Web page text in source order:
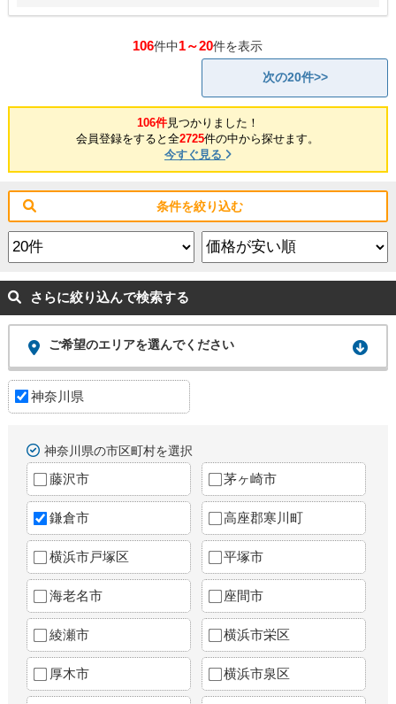
106件中1～20件を表示
次の20件>>
106件見つかりました！
会員登録をすると全2725件の中から探せます。
今すぐ見る
条件を絞り込む
さらに絞り込んで検索する
ご希望のエリアを選んでください
神奈川県
神奈川県の市区町村を選択
藤沢市 茅ヶ崎市
鎌倉市 高座郡寒川町
横浜市戸塚区 平塚市
海老名市 座間市
綾瀬市 横浜市栄区
厚木市 横浜市泉区